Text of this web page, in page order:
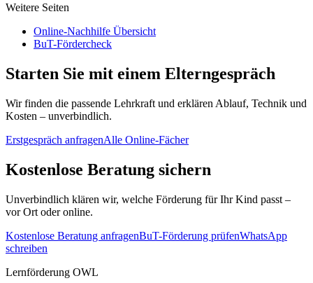
Weitere Seiten
Online-Nachhilfe Übersicht
BuT-Fördercheck
Starten Sie mit einem Elterngespräch
Wir finden die passende Lehrkraft und erklären Ablauf, Technik und
Kosten – unverbindlich.
Erstgespräch anfragenAlle Online-Fächer
Kostenlose Beratung sichern
Unverbindlich klären wir, welche Förderung für Ihr Kind passt –
vor Ort oder online.
Kostenlose Beratung anfragenBuT-Förderung prüfenWhatsApp
schreiben
Lernförderung OWL